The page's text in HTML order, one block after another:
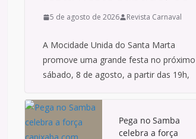
5 de agosto de 2026 Revista Carnaval
A Mocidade Unida do Santa Marta
promove uma grande festa no próximo
sábado, 8 de agosto, a partir das 19h,
Pega no Samba
celebra a força